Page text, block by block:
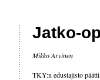
Jatko-
Mikko Arvinen
TKY:n edustajisto